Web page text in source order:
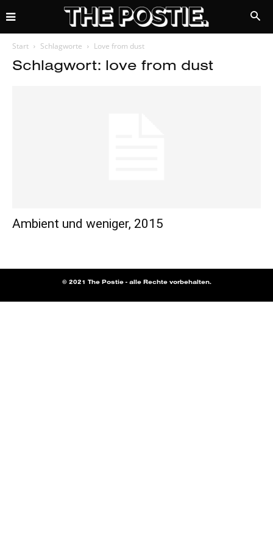
Start Schlagworte Love from dust
Schlagwort: love from dust
Ambient und weniger, 2015
© 2021 The Postie - alle Rechte vorbehalten.